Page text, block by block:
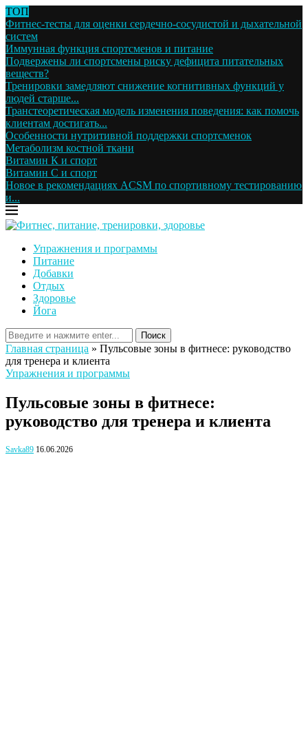
ТОП
Фитнес-тесты для оценки сердечно-сосудистой и дыхательной
систем
Иммунная функция спортсменов и питание
Подвержены ли спортсмены риску дефицита питательных
веществ?
Тренировки замедляют снижение когнитивных функций у
людей старше...
Транстеоретическая модель изменения поведения: как помочь
клиентам достигать...
Особенности нутритивной поддержки спортсменок
Метаболизм костной ткани
Витамин К и спорт
Витамин С и спорт
Новое в рекомендациях ACSM по спортивному тестированию
и...
Упражнения и программы
Питание
Добавки
Отдых
Здоровье
Йога
Поиск
Главная страница » Пульсовые зоны в фитнесе: руководство
для тренера и клиента
Упражнения и программы
Пульсовые зоны в фитнесе:
руководство для тренера и клиента
Savka89 16.06.2026